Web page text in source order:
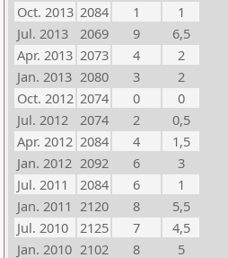
Oct. 2013 2084 1
1
Jul. 2013
2069 9
6,5
Apr. 2013 2073 4
2
Jan. 2013 2080 3
2
Oct. 2012 2074 0
0
Jul. 2012
2074 2
0,5
Apr. 2012 2084 4
1,5
Jan. 2012 2092 6
3
Jul. 2011
2084 6
1
Jan. 2011 2120 8
5,5
Jul. 2010
2125 7
4,5
Jan. 2010 2102 8
5